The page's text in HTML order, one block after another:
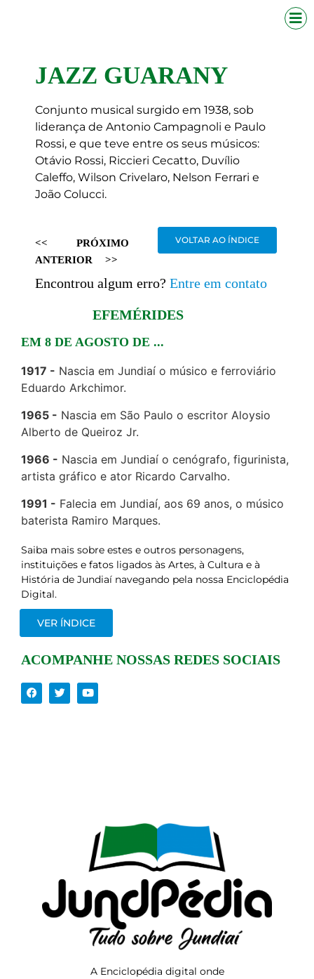
JAZZ GUARANY
Conjunto musical surgido em 1938, sob
liderança de Antonio Campagnoli e Paulo
Rossi, e que teve entre os seus músicos:
Otávio Rossi, Riccieri Cecatto, Duvílio
Caleffo, Wilson Crivelaro, Nelson Ferrari e
João Colucci.
<<
ANTERIOR
PRÓXIMO
>>
VOLTAR AO ÍNDICE
Encontrou algum erro? Entre em contato
EFEMÉRIDES
EM 8 DE AGOSTO DE ...
1917
Nascia em Jundiaí o músico e ferroviário
Eduardo Arkchimor.
1965
Nascia em São Paulo o escritor Aloysio
Alberto de Queiroz Jr.
1966
Nascia em Jundiaí o cenógrafo, figurinista,
artista gráfico e ator Ricardo Carvalho.
1991
Falecia em Jundiaí, aos 69 anos, o músico
baterista Ramiro Marques.
Saiba mais sobre estes e outros personagens,
instituições e fatos ligados às Artes, à Cultura e à
História de Jundiaí navegando pela nossa Enciclopédia
Digital.
VER ÍNDICE
ACOMPANHE NOSSAS REDES SOCIAIS
A Enciclopédia digital onde